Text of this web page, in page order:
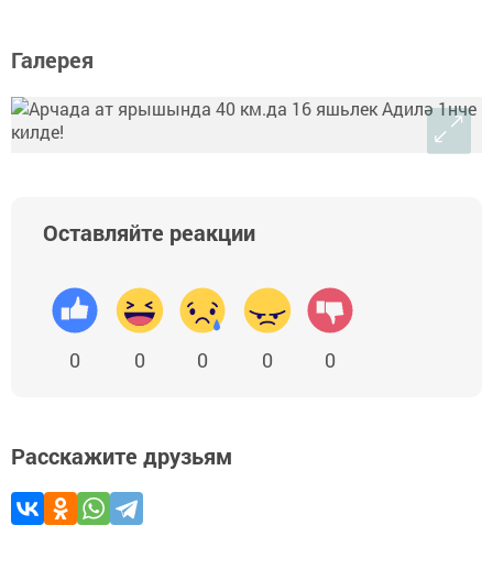
Галерея
Оставляйте реакции
0 0 0 0 0
Расскажите друзьям